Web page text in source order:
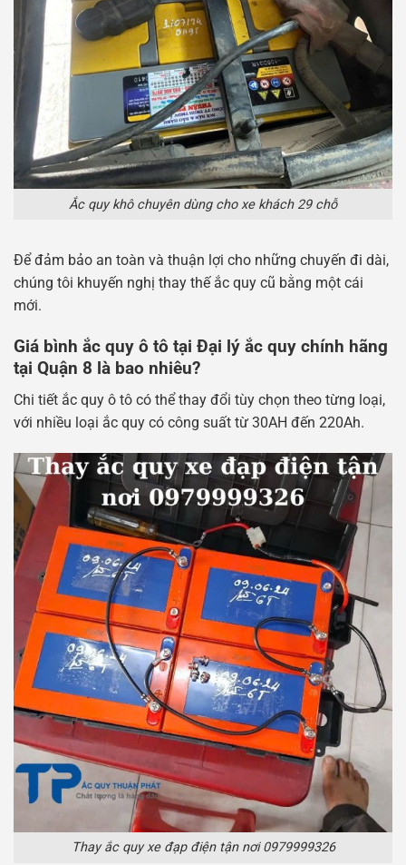
Ắc quy khô chuyên dùng cho xe khách 29 chỗ
Để đảm bảo an toàn và thuận lợi cho những chuyến đi dài,
chúng tôi khuyến nghị thay thế ắc quy cũ bằng một cái
mới.
Giá bình ắc quy ô tô tại Đại lý ắc quy chính hãng
tại Quận 8 là bao nhiêu?
Chi tiết ắc quy ô tô có thể thay đổi tùy chọn theo từng loại,
với nhiều loại ắc quy có công suất từ ​​30AH đến 220Ah.
Thay ắc quy xe đạp điện tận nơi 0979999326